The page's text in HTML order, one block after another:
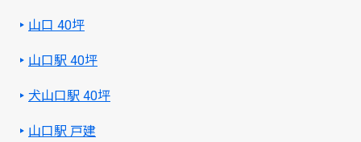
山口 40坪
山口駅 40坪
犬山口駅 40坪
山口駅 戸建